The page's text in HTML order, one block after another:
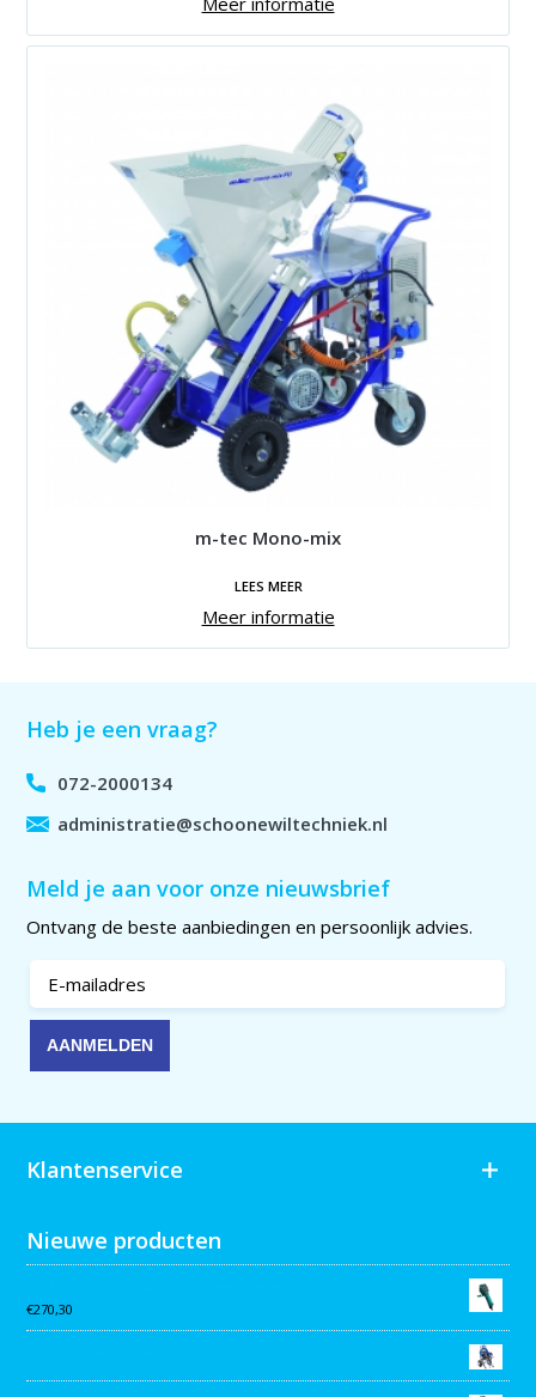
m-tec Mono-mix
LEES MEER
Meer informatie
Heb je een vraag?
072-2000134
administratie@schoonewiltechniek.nl
Meld je aan voor onze nieuwsbrief
Ontvang de beste aanbiedingen en persoonlijk advies.
Klantenservice
Nieuwe producten
€270,30